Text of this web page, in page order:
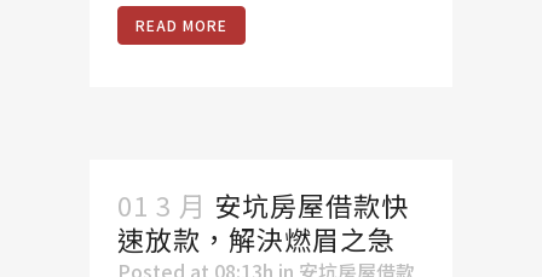
READ MORE
01 3 月 安坑房屋借款快
速放款，解決燃眉之急
Posted at 08:13h in 安坑房屋借款